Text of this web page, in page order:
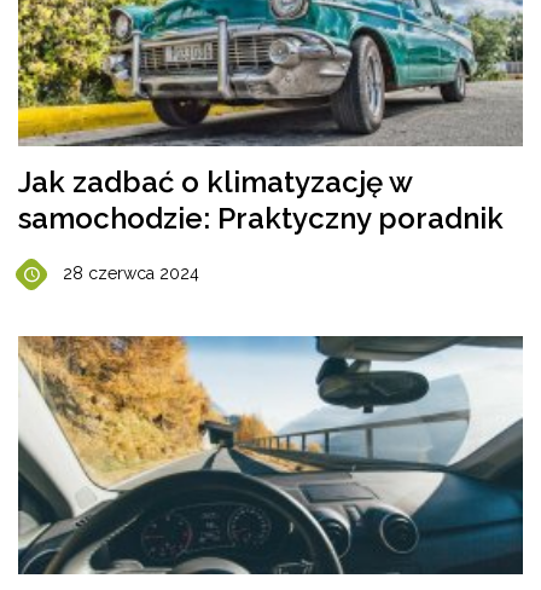
Jak zadbać o klimatyzację w
samochodzie: Praktyczny poradnik
28 czerwca 2024